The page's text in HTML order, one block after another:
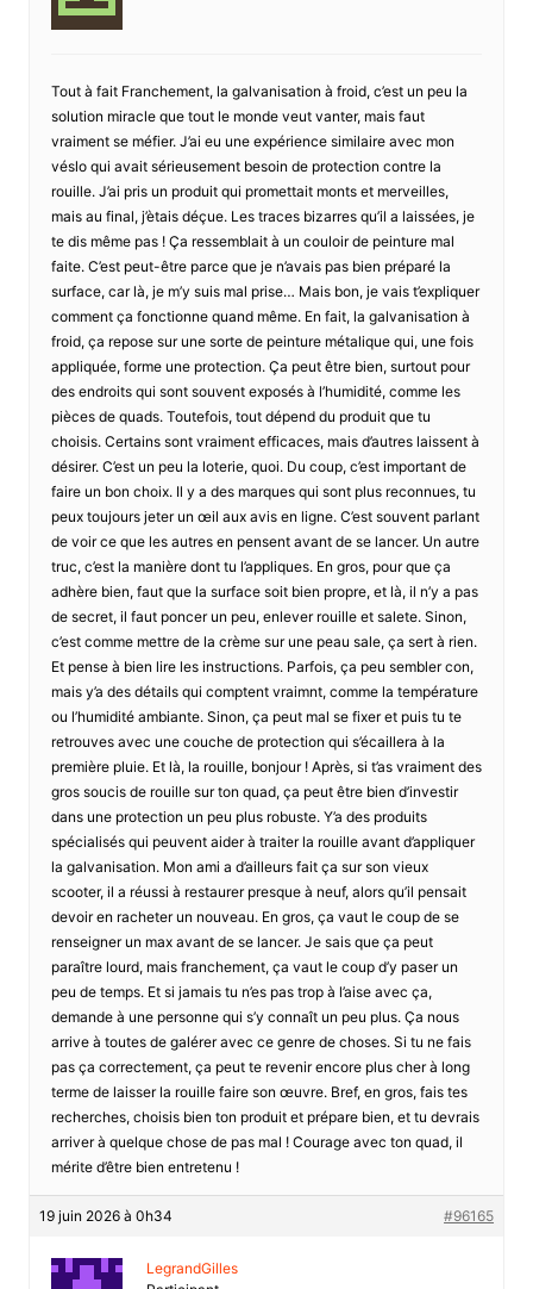
Tout à fait Franchement, la galvanisation à froid, c’est un peu la
solution miracle que tout le monde veut vanter, mais faut
vraiment se méfier. J’ai eu une expérience similaire avec mon
véslo qui avait sérieusement besoin de protection contre la
rouille. J’ai pris un produit qui promettait monts et merveilles,
mais au final, j’ètais déçue. Les traces bizarres qu’il a laissées, je
te dis même pas ! Ça ressemblait à un couloir de peinture mal
faite. C’est peut-être parce que je n’avais pas bien préparé la
surface, car là, je m’y suis mal prise… Mais bon, je vais t’expliquer
comment ça fonctionne quand même. En fait, la galvanisation à
froid, ça repose sur une sorte de peinture métalique qui, une fois
appliquée, forme une protection. Ça peut être bien, surtout pour
des endroits qui sont souvent exposés à l’humidité, comme les
pièces de quads. Toutefois, tout dépend du produit que tu
choisis. Certains sont vraiment efficaces, mais d’autres laissent à
désirer. C’est un peu la loterie, quoi. Du coup, c’est important de
faire un bon choix. Il y a des marques qui sont plus reconnues, tu
peux toujours jeter un œil aux avis en ligne. C’est souvent parlant
de voir ce que les autres en pensent avant de se lancer. Un autre
truc, c’est la manière dont tu l’appliques. En gros, pour que ça
adhère bien, faut que la surface soit bien propre, et là, il n’y a pas
de secret, il faut poncer un peu, enlever rouille et salete. Sinon,
c’est comme mettre de la crème sur une peau sale, ça sert à rien.
Et pense à bien lire les instructions. Parfois, ça peu sembler con,
mais y’a des détails qui comptent vraimnt, comme la température
ou l’humidité ambiante. Sinon, ça peut mal se fixer et puis tu te
retrouves avec une couche de protection qui s’écaillera à la
première pluie. Et là, la rouille, bonjour ! Après, si t’as vraiment des
gros soucis de rouille sur ton quad, ça peut être bien d’investir
dans une protection un peu plus robuste. Y’a des produits
spécialisés qui peuvent aider à traiter la rouille avant d’appliquer
la galvanisation. Mon ami a d’ailleurs fait ça sur son vieux
scooter, il a réussi à restaurer presque à neuf, alors qu’il pensait
devoir en racheter un nouveau. En gros, ça vaut le coup de se
renseigner un max avant de se lancer. Je sais que ça peut
paraître lourd, mais franchement, ça vaut le coup d’y paser un
peu de temps. Et si jamais tu n’es pas trop à l’aise avec ça,
demande à une personne qui s’y connaît un peu plus. Ça nous
arrive à toutes de galérer avec ce genre de choses. Si tu ne fais
pas ça correctement, ça peut te revenir encore plus cher à long
terme de laisser la rouille faire son œuvre. Bref, en gros, fais tes
recherches, choisis bien ton produit et prépare bien, et tu devrais
arriver à quelque chose de pas mal ! Courage avec ton quad, il
mérite d’être bien entretenu !
19 juin 2026 à 0h34 #96165
LegrandGilles